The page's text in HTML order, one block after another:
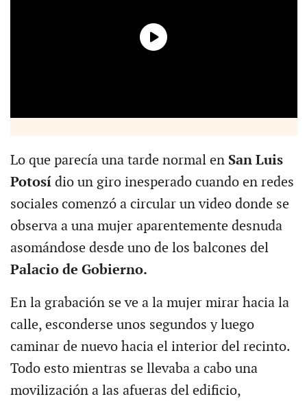
Lo que parecía una tarde normal en San Luis
Potosí dio un giro inesperado cuando en redes
sociales comenzó a circular un video donde se
observa a una mujer aparentemente desnuda
asomándose desde uno de los balcones del
Palacio de Gobierno.
En la grabación se ve a la mujer mirar hacia la
calle, esconderse unos segundos y luego
caminar de nuevo hacia el interior del recinto.
Todo esto mientras se llevaba a cabo una
movilización a las afueras del edificio,